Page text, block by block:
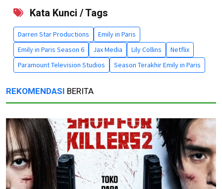
Kata Kunci / Tags
Darren Star Productions
Emily in Paris
Emily in Paris Season 6
Jax Media Lily Collins
Netflix
Paramount Television Studios
Season Terakhir Emily in Paris
REKOMENDASI BERITA